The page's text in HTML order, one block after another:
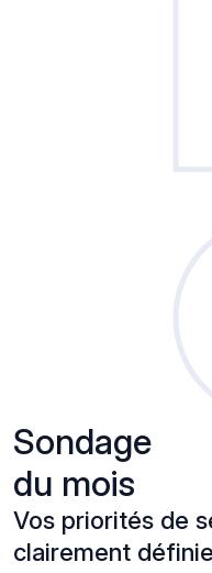
Sondage
du mois
Vos priorités de
clairement